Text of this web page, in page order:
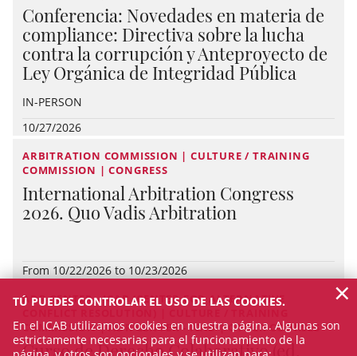
Conferencia: Novedades en materia de
compliance: Directiva sobre la lucha
contra la corrupción y Anteproyecto de
Ley Orgánica de Integridad Pública
IN-PERSON
10/27/2026
ARBITRATION COMMISSION | CULTURE / TRAINING
COMMISSION | CONGRESS
International Arbitration Congress
2026. Quo Vadis Arbitration
From 10/22/2026 to 10/23/2026
ADR CENTER - ICAB (CENTER FOR ALTERNATIVE
COMMISSION | ADR CENTER - ICAB | OTHER COURSES
Curso de Derecho Colaborativo (ed.
TÚ PUEDES CONTROLAR EL USO DE LAS COOKIES.
En el ICAB utilizamos cookies en nuestra página. Algunas son
estrictamente necesarias para el funcionamiento de la
×